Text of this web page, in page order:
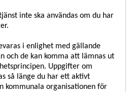
inte ska användas om du har
i enlighet med gällande
och de kan komma att lämnas ut
Uppgifter om
så länge du har ett aktivt
kommunala organisationen för